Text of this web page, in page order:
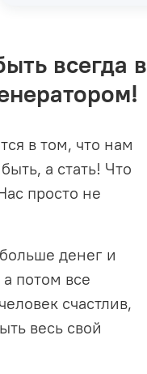
всегда в
в том, что нам
а стать! Что
просто не
денег и
а потом все
счастлив,
весь свой